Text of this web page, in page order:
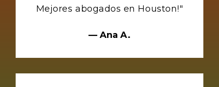
Mejores abogados en Houston!"
— Ana A.